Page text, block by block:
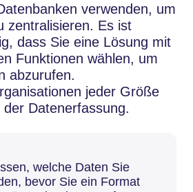
verwenden, um
zentralisieren. Es ist
dass Sie eine Lösung mit
Funktionen wählen, um
abzurufen.
jeder Größe
Datenerfassung.
welche Daten Sie
bevor Sie ein Format